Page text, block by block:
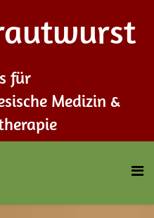
für
Medizin &